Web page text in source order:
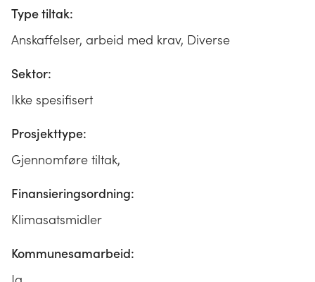
Type tiltak:
Anskaffelser, arbeid med krav, Diverse
Sektor:
Ikke spesifisert
Prosjekttype:
Gjennomføre tiltak,
Finansieringsordning:
Klimasatsmidler
Kommunesamarbeid: